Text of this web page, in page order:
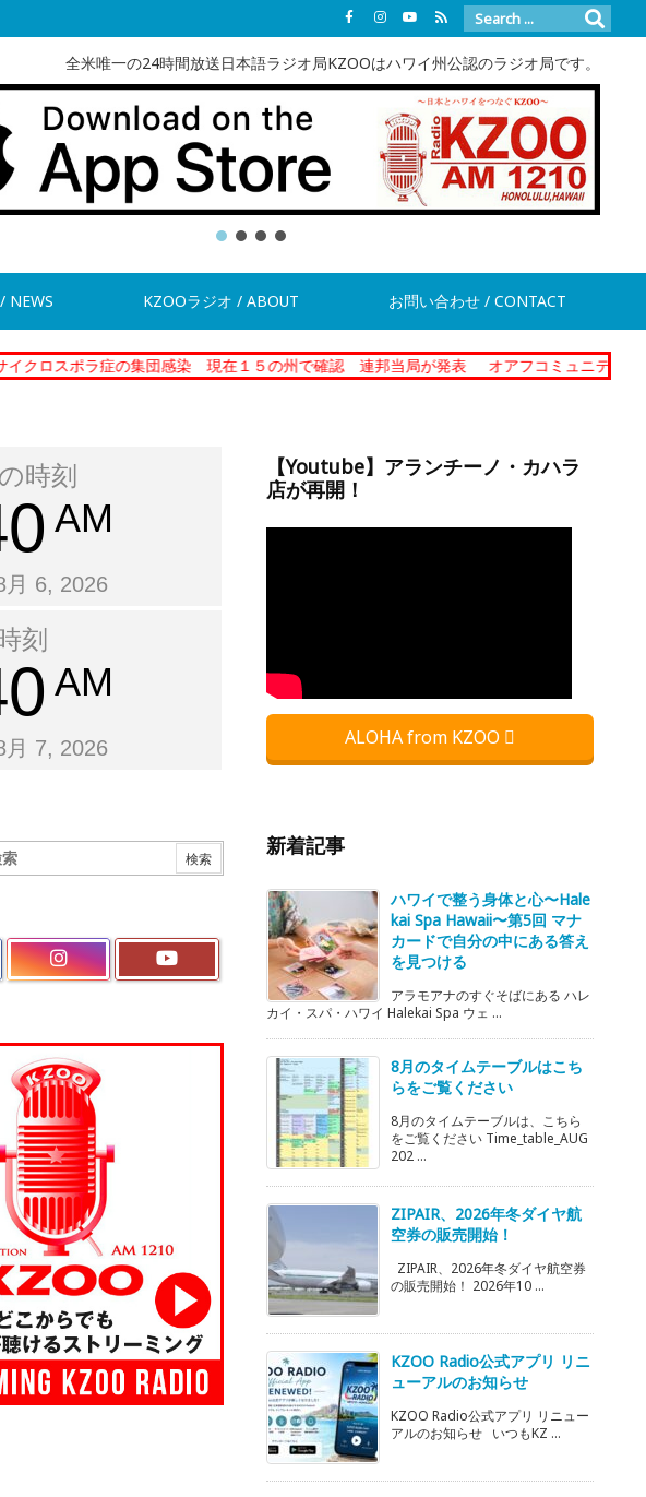
全米唯一の24時間放送日本語ラジオ局KZOOはハワイ州公認のラジオ局です。
NEWS KZOOラジオ / ABOUT お問い合わせ / CONTACT
の集団感染 現在１５の州で確認 連邦当局が発表 オアフコミュニティーコレクショナ
時刻
AM
月 6, 2026
刻
AM
月 7, 2026
【Youtube】アランチーノ・カハラ
店が再開！
ALOHA from KZOO
新着記事
ハワイで整う身体と心〜Hale
kai Spa Hawaii〜第5回 マナ
カードで自分の中にある答え
を見つける
アラモアナのすぐそばにある ハレ
カイ・スパ・ハワイ Halekai Spa ウェ ...
8月のタイムテーブルはこち
らをご覧ください
8月のタイムテーブルは、こちら
をご覧ください Time_table_AUG
202 ...
ZIPAIR、2026年冬ダイヤ航
空券の販売開始！
ZIPAIR、2026年冬ダイヤ航空券
の販売開始！ 2026年10 ...
KZOO Radio公式アプリ リニ
ューアルのお知らせ
KZOO Radio公式アプリ リニュー
アルのお知らせ いつもKZ ...